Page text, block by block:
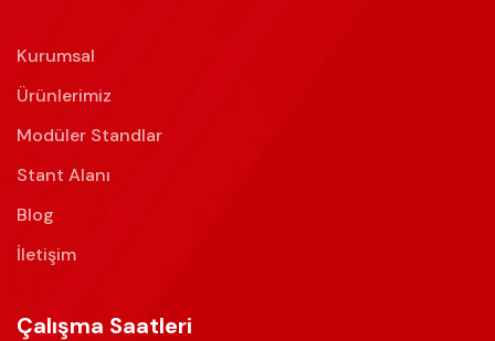
Kurumsal
Ürünlerimiz
Modüler Standlar
Stant Alanı
Blog
İletişim
Çalışma Saatleri